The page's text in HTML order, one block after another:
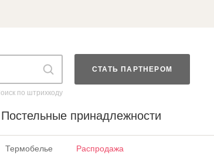
по штрихкоду
СТАТЬ ПАРТНЕРОМ
Постельные принадлежности
Термобелье Распродажа